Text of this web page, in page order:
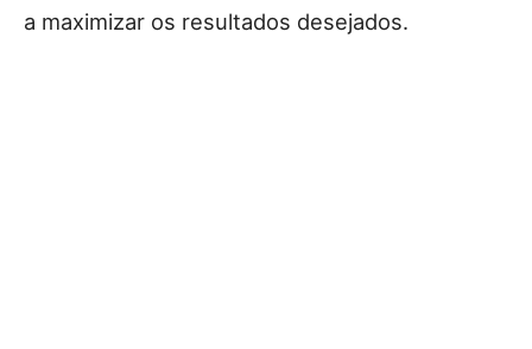
a maximizar os resultados desejados.